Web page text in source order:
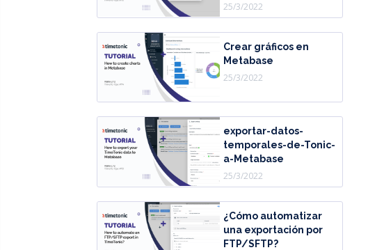
25/3/2022
Crear gráficos en
Metabase
25/3/2022
exportar-datos-
temporales-de-Tonic-
a-Metabase
25/3/2022
¿Cómo automatizar
una exportación por
FTP/SFTP?